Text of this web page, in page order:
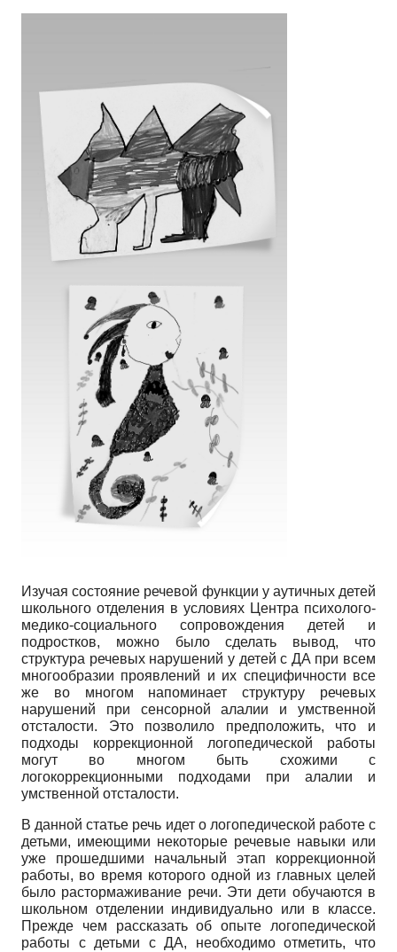
Изучая состояние речевой функции у аутичных детей
школьного отделения в условиях Центра психолого-
медико-социального сопровождения детей и
подростков, можно было сделать вывод, что
структура речевых нарушений у детей с ДА при всем
многообразии проявлений и их специфичности все
же во многом напоминает структуру речевых
нарушений при сенсорной алалии и умственной
отсталости. Это позволило предположить, что и
подходы коррекционной логопедической работы
могут во многом быть схожими с
логокоррекционными подходами при алалии и
умственной отсталости.
В данной статье речь идет о логопедической работе с
детьми, имеющими некоторые речевые навыки или
уже прошедшими начальный этап коррекционной
работы, во время которого одной из главных целей
было растормаживание речи. Эти дети обучаются в
школьном отделении индивидуально или в классе.
Прежде чем рассказать об опыте логопедической
работы с детьми с ДА, необходимо отметить, что